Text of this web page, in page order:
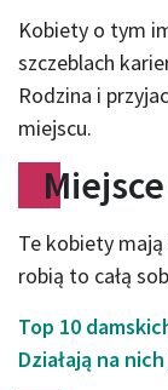
Kobiety o tym
szczeblach
Rodzina i
miejscu.
Te kobiety
robią to całą
Top 10
Działają na